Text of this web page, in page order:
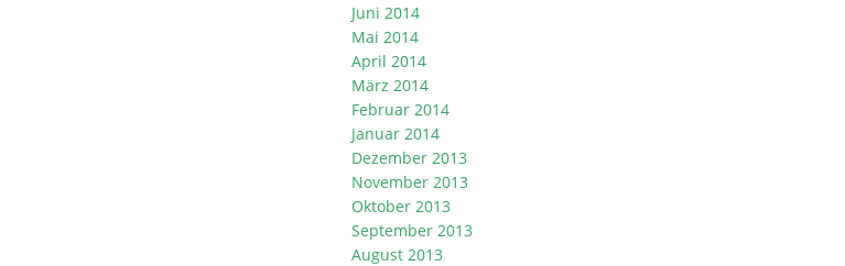
Juni 2014
Mai 2014
April 2014
März 2014
Februar 2014
Januar 2014
Dezember 2013
November 2013
Oktober 2013
September 2013
August 2013